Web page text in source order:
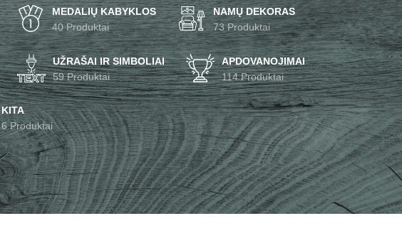
MEDALIŲ KABYKLOS
40 Produktai
NAMŲ DEKORAS
73 Produktai
UŽRAŠAI IR SIMBOLIAI
59 Produktai
APDOVANOJIMAI
114 Produktai
KITA
6 Produktai